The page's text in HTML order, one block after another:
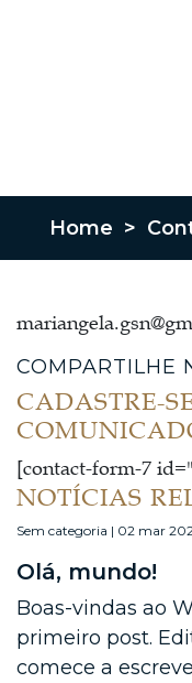
Home >
COMPARTILHE
CADASTRE-
[contact-form-7
NOTÍCIAS
Sem categoria | 02 mar
Olá, mundo!
Boas-vindas ao
primeiro post.
comece a